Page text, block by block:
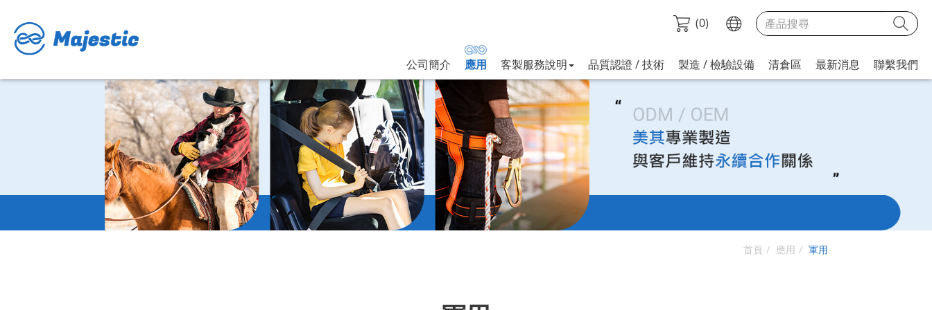
(0)
公司簡介 應用 客製服務說明 品質認證 / 技術 製造 / 檢驗設備 清倉區 最新消息 聯繫我們
首頁 應用 軍用